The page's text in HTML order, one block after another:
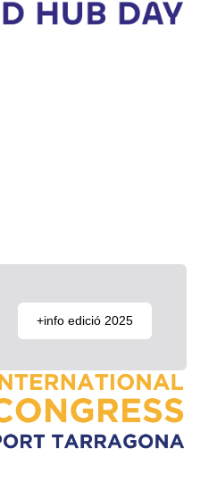
+info edició 2025